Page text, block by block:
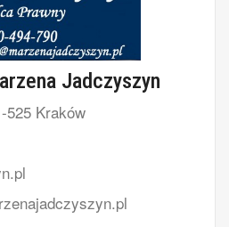
Jadczyszyn
525 Kraków